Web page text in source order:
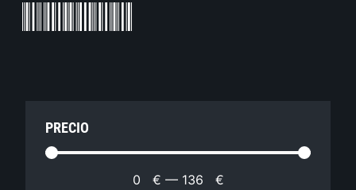
PRECIO
0 € — 136 €